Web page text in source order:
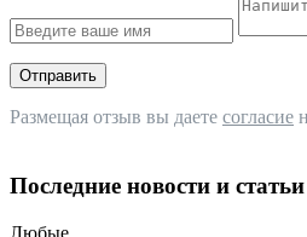
Отправить
Размещая отзыв вы даете согласие
Последние новости и статьи
Любые